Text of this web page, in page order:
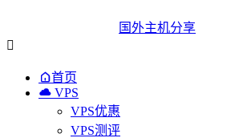
国外主机分享

首页
 VPS
VPS优惠
VPS测评